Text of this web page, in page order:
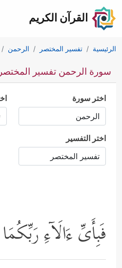
القرآن الكريم
الرئيسية تفسير المختصر الرحمن
سورة الرحمن تفسير المختصر
اختر سورة
اختر التفسير
فَبِأَیِّ ءَالَاۤءِ